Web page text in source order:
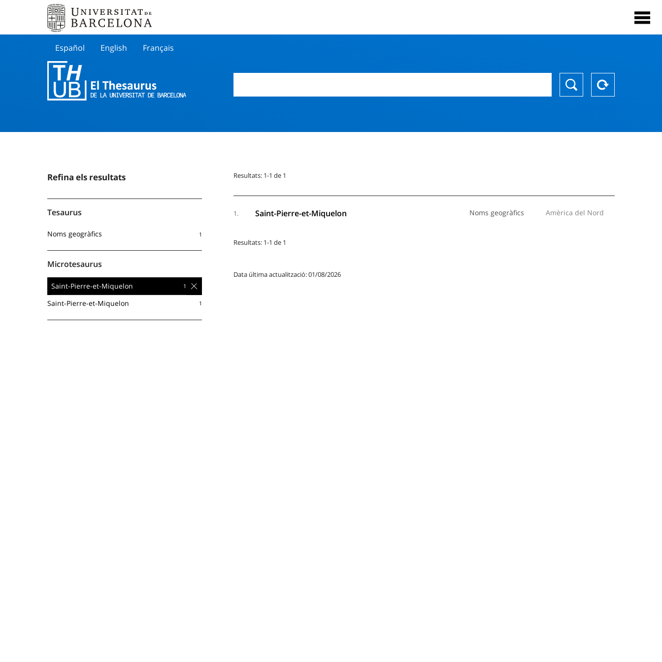
Español English Français
Refina els resultats
Tesaurus
Noms geogràfics
Microtesaurus
Saint-Pierre-et-Miquelon
Saint-Pierre-et-Miquelon
Resultats: 1-1 de 1
1. Saint-Pierre-et-Miquelon Noms geogràfics Amèrica del Nord
Resultats: 1-1 de 1
Data última actualització: 01/08/2026